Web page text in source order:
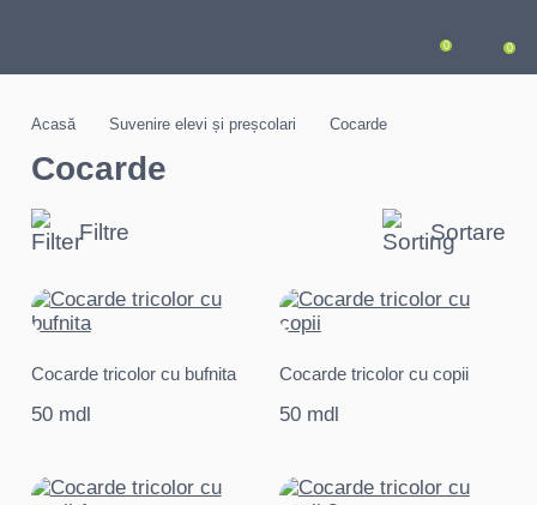
0 0
Acasă Suvenire elevi și preșcolari Cocarde
Cocarde
Filtre Sortare
Cocarde tricolor cu bufnita
50 mdl
Cocarde tricolor cu copii
50 mdl